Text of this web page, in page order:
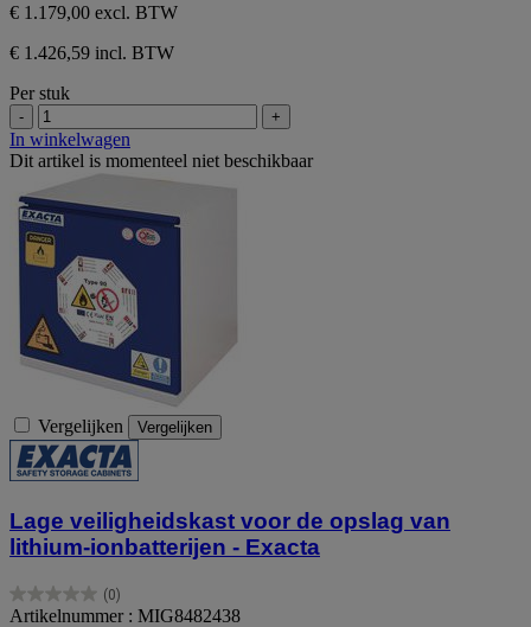
€ 1.179,00 excl. BTW
€ 1.426,59 incl. BTW
Per stuk
- +
In winkelwagen
Dit artikel is momenteel niet beschikbaar
Vergelijken Vergelijken
Lage veiligheidskast voor de opslag van
lithium-ionbatterijen - Exacta
(0)
0.0
Artikelnummer : MIG8482438